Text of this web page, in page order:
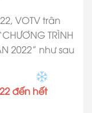
VOTV trân
TRÌNH
2022” như sau
đến hết